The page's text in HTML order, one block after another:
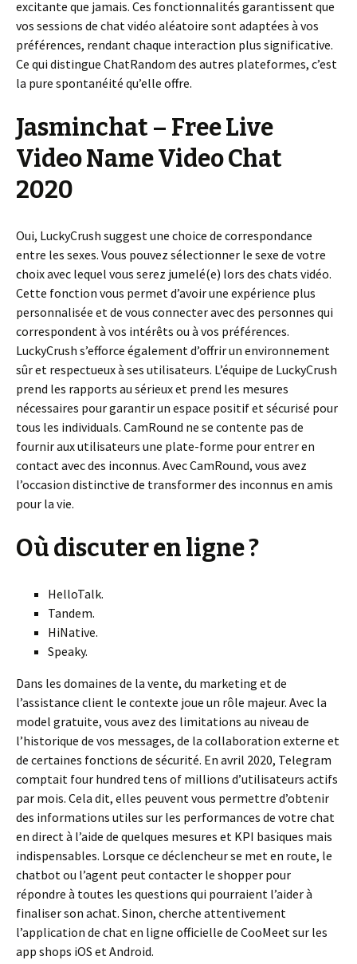
excitante que jamais. Ces fonctionnalités garantissent que
vos sessions de chat vidéo aléatoire sont adaptées à vos
préférences, rendant chaque interaction plus significative.
Ce qui distingue ChatRandom des autres plateformes, c’est
la pure spontanéité qu’elle offre.
Jasminchat – Free Live
Video Name Video Chat
2020
Oui, LuckyCrush suggest une choice de correspondance
entre les sexes. Vous pouvez sélectionner le sexe de votre
choix avec lequel vous serez jumelé(e) lors des chats vidéo.
Cette fonction vous permet d’avoir une expérience plus
personnalisée et de vous connecter avec des personnes qui
correspondent à vos intérêts ou à vos préférences.
LuckyCrush s’efforce également d’offrir un environnement
sûr et respectueux à ses utilisateurs. L’équipe de LuckyCrush
prend les rapports au sérieux et prend les mesures
nécessaires pour garantir un espace positif et sécurisé pour
tous les individuals. CamRound ne se contente pas de
fournir aux utilisateurs une plate-forme pour entrer en
contact avec des inconnus. Avec CamRound, vous avez
l’occasion distinctive de transformer des inconnus en amis
pour la vie.
Où discuter en ligne ?
HelloTalk.
Tandem.
HiNative.
Speaky.
Dans les domaines de la vente, du marketing et de
l’assistance client le contexte joue un rôle majeur. Avec la
model gratuite, vous avez des limitations au niveau de
l’historique de vos messages, de la collaboration externe et
de certaines fonctions de sécurité. En avril 2020, Telegram
comptait four hundred tens of millions d’utilisateurs actifs
par mois. Cela dit, elles peuvent vous permettre d’obtenir
des informations utiles sur les performances de votre chat
en direct à l’aide de quelques mesures et KPI basiques mais
indispensables. Lorsque ce déclencheur se met en route, le
chatbot ou l’agent peut contacter le shopper pour
répondre à toutes les questions qui pourraient l’aider à
finaliser son achat. Sinon, cherche attentivement
l’application de chat en ligne officielle de CooMeet sur les
app shops iOS et Android.